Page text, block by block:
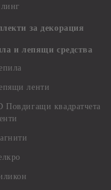
за декорация
и лепящи средства
ленти
Повдигащи квадратчета